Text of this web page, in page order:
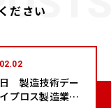
ださい
製造技術デー
プロス製造業に